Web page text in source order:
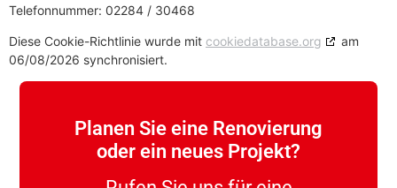
Telefonnummer: 02284 / 30468
Diese Cookie-Richtlinie wurde mit cookiedatabase.org
am
06/08/2026 synchronisiert.
Planen Sie eine Renovierung
oder ein neues Projekt?